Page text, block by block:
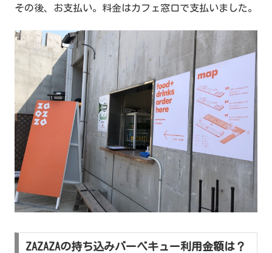
その後、お支払い。料金はカフェ窓口で支払いました。
ZAZAZAの持ち込みバーベキュー利用金額は？